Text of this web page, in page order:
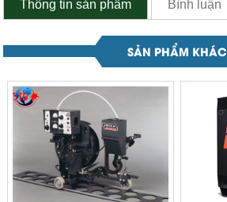
Thông tin sản phẩm Bình luận
SẢN PHẨM KHÁC